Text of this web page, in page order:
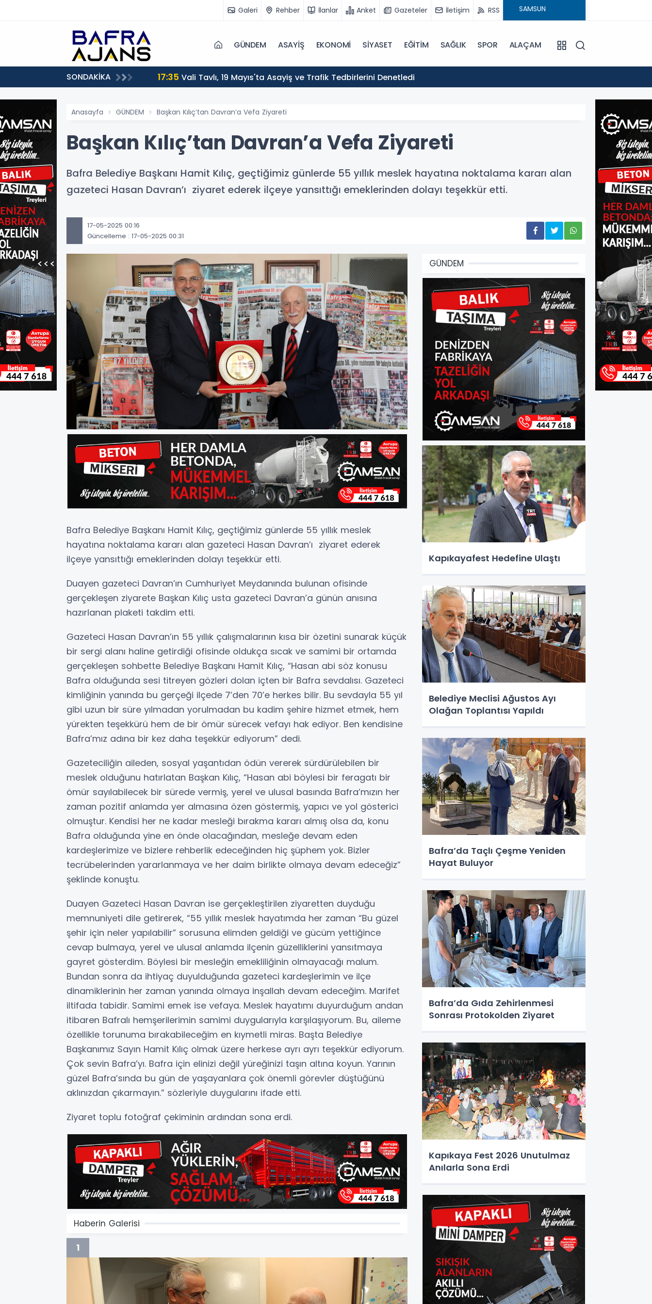
Galeri Rehber İlanlar Anket Gazeteler İletişim RSS
GÜNDEM ASAYİŞ EKONOMİ SİYASET EĞİTİM SAĞLIK SPOR ALAÇAM
SONDAKİKA 17:35 Vali Tavlı, 19 Mayıs'ta Asayiş ve Trafik Tedbirlerini Denetledi
Anasayfa GÜNDEM Başkan Kılıç’tan Davran’a Vefa Ziyareti
Başkan Kılıç’tan Davran’a Vefa Ziyareti
Bafra Belediye Başkanı Hamit Kılıç, geçtiğimiz günlerde 55 yıllık meslek hayatına noktalama kararı alan
gazeteci Hasan Davran’ı ziyaret ederek ilçeye yansıttığı emeklerinden dolayı teşekkür etti.
17-05-2025 00:16
Güncelleme : 17-05-2025 00:31
Bafra Belediye Başkanı Hamit Kılıç, geçtiğimiz günlerde 55 yıllık meslek
hayatına noktalama kararı alan gazeteci Hasan Davran’ı ziyaret ederek
ilçeye yansıttığı emeklerinden dolayı teşekkür etti.
Duayen gazeteci Davran’ın Cumhuriyet Meydanında bulunan ofisinde
gerçekleşen ziyarete Başkan Kılıç usta gazeteci Davran’a günün anısına
hazırlanan plaketi takdim etti.
Gazeteci Hasan Davran’ın 55 yıllık çalışmalarının kısa bir özetini sunarak küçük
bir sergi alanı haline getirdiği ofisinde oldukça sıcak ve samimi bir ortamda
gerçekleşen sohbette Belediye Başkanı Hamit Kılıç, “Hasan abi söz konusu
Bafra olduğunda sesi titreyen gözleri dolan içten bir Bafra sevdalısı. Gazeteci
kimliğinin yanında bu gerçeği ilçede 7’den 70’e herkes bilir. Bu sevdayla 55 yıl
gibi uzun bir süre yılmadan yorulmadan bu kadim şehire hizmet etmek, hem
yürekten teşekkürü hem de bir ömür sürecek vefayı hak ediyor. Ben kendisine
Bafra’mız adına bir kez daha teşekkür ediyorum” dedi.
Gazeteciliğin aileden, sosyal yaşantıdan ödün vererek sürdürülebilen bir
meslek olduğunu hatırlatan Başkan Kılıç, “Hasan abi böylesi bir feragatı bir
ömür sayılabilecek bir sürede vermiş, yerel ve ulusal basında Bafra’mızın her
zaman pozitif anlamda yer almasına özen göstermiş, yapıcı ve yol gösterici
olmuştur. Kendisi her ne kadar mesleği bırakma kararı almış olsa da, konu
Bafra olduğunda yine en önde olacağından, mesleğe devam eden
kardeşlerimize ve bizlere rehberlik edeceğinden hiç şüphem yok. Bizler
tecrübelerinden yararlanmaya ve her daim birlikte olmaya devam edeceğiz”
şeklinde konuştu.
Duayen Gazeteci Hasan Davran ise gerçekleştirilen ziyaretten duyduğu
memnuniyeti dile getirerek, “55 yıllık meslek hayatımda her zaman “Bu güzel
şehir için neler yapılabilir” sorusuna elimden geldiği ve gücüm yettiğince
cevap bulmaya, yerel ve ulusal anlamda ilçenin güzelliklerini yansıtmaya
gayret gösterdim. Böylesi bir mesleğin emekliliğinin olmayacağı malum.
Bundan sonra da ihtiyaç duyulduğunda gazeteci kardeşlerimin ve ilçe
dinamiklerinin her zaman yanında olmaya inşallah devam edeceğim. Marifet
iltifada tabidir. Samimi emek ise vefaya. Meslek hayatımı duyurduğum andan
itibaren Bafralı hemşerilerimin samimi duygularıyla karşılaşıyorum. Bu, aileme
özellikle torunuma bırakabileceğim en kıymetli miras. Başta Belediye
Başkanımız Sayın Hamit Kılıç olmak üzere herkese ayrı ayrı teşekkür ediyorum.
Çok sevin Bafra’yı. Bafra için elinizi değil yüreğinizi taşın altına koyun. Yarının
güzel Bafra’sında bu gün de yaşayanlara çok önemli görevler düştüğünü
aklınızdan çıkarmayın.” sözleriyle duygularını ifade etti.
Ziyaret toplu fotoğraf çekiminin ardından sona erdi.
Haberin Galerisi
1
GÜNDEM
Kapıkayafest Hedefine Ulaştı
Belediye Meclisi Ağustos Ayı
Olağan Toplantısı Yapıldı
Bafra’da Taçlı Çeşme Yeniden
Hayat Buluyor
Bafra’da Gıda Zehirlenmesi
Sonrası Protokolden Ziyaret
Kapıkaya Fest 2026 Unutulmaz
Anılarla Sona Erdi